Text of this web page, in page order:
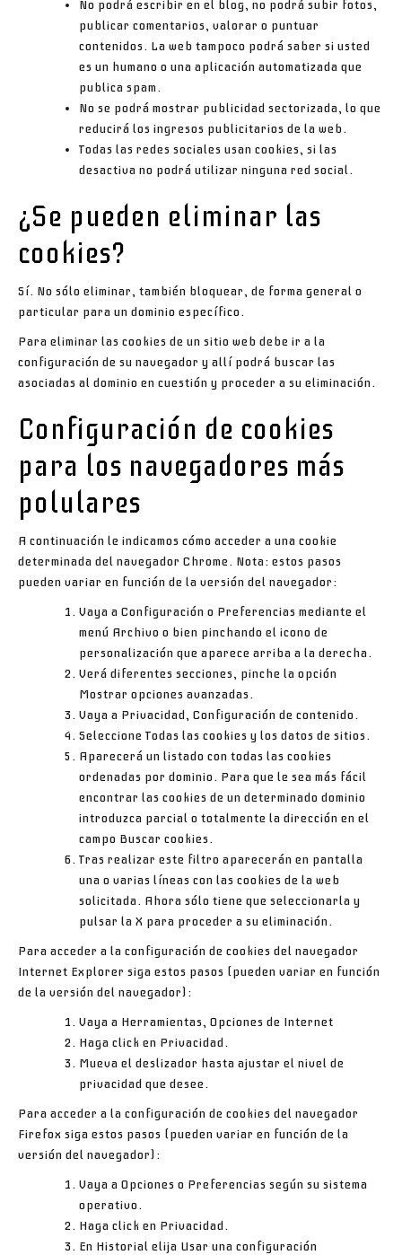
No podrá escribir en el blog, no podrá subir fotos,
publicar comentarios, valorar o puntuar
contenidos. La web tampoco podrá saber si usted
es un humano o una aplicación automatizada que
publica spam.
No se podrá mostrar publicidad sectorizada, lo que
reducirá los ingresos publicitarios de la web.
Todas las redes sociales usan cookies, si las
desactiva no podrá utilizar ninguna red social.
¿Se pueden eliminar las
cookies?
Sí. No sólo eliminar, también bloquear, de forma general o
particular para un dominio específico.
Para eliminar las cookies de un sitio web debe ir a la
configuración de su navegador y allí podrá buscar las
asociadas al dominio en cuestión y proceder a su eliminación.
Configuración de cookies
para los navegadores más
polulares
A continuación le indicamos cómo acceder a una cookie
determinada del navegador Chrome. Nota: estos pasos
pueden variar en función de la versión del navegador:
Vaya a Configuración o Preferencias mediante el
menú Archivo o bien pinchando el icono de
personalización que aparece arriba a la derecha.
Verá diferentes secciones, pinche la opción
Mostrar opciones avanzadas.
Vaya a Privacidad, Configuración de contenido.
Seleccione Todas las cookies y los datos de sitios.
Aparecerá un listado con todas las cookies
ordenadas por dominio. Para que le sea más fácil
encontrar las cookies de un determinado dominio
introduzca parcial o totalmente la dirección en el
campo Buscar cookies.
Tras realizar este filtro aparecerán en pantalla
una o varias líneas con las cookies de la web
solicitada. Ahora sólo tiene que seleccionarla y
pulsar la X para proceder a su eliminación.
Para acceder a la configuración de cookies del navegador
Internet Explorer siga estos pasos (pueden variar en función
de la versión del navegador):
Vaya a Herramientas, Opciones de Internet
Haga click en Privacidad.
Mueva el deslizador hasta ajustar el nivel de
privacidad que desee.
Para acceder a la configuración de cookies del navegador
Firefox siga estos pasos (pueden variar en función de la
versión del navegador):
Vaya a Opciones o Preferencias según su sistema
operativo.
Haga click en Privacidad.
En Historial elija Usar una configuración